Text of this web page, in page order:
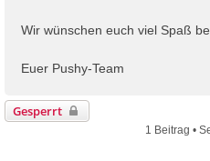
Wir wünschen euch viel Spaß
Euer Pushy-Team
Gesperrt
1 Beitrag •